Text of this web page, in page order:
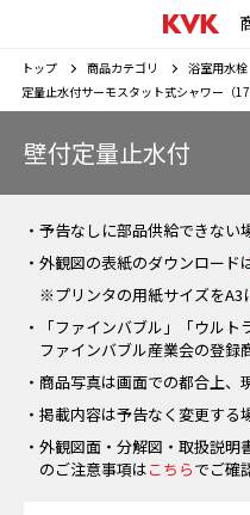
トップ 商品カテゴリ 浴室用水栓
定量止水付サーモスタット式シャワー（
壁付定量止水付
・予告なしに部品供給できない
・外観図の表紙のダウンロード
※プリンタの用紙サイズをA3
・「ファインバブル」「ウル
ファインバブル産業会の登録
・商品写真は画面での都合上、
・掲載内容は予告なく変更する
・外観図面・分解図・取扱説
のご注意事項はこちらでご確